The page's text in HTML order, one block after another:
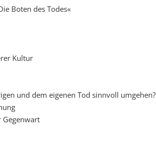
Boten des Todes«
Kultur
und dem eigenen Tod sinnvoll umgehen?